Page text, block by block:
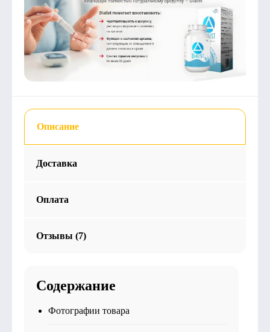
Описание
Доставка
Оплата
Отзывы (7)
Содержание
Фотографии товара